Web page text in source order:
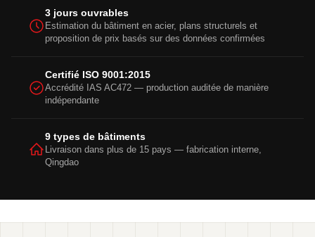
3 jours ouvrables
Estimation du bâtiment en acier, plans structurels et
proposition de prix basés sur des données confirmées
Certifié ISO 9001:2015
Accrédité IAS AC472 — production auditée de manière
indépendante
9 types de bâtiments
Livraison dans plus de 15 pays — fabrication interne,
Qingdao